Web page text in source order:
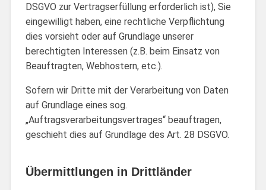
DSGVO zur Vertragserfüllung erforderlich ist), Sie
eingewilligt haben, eine rechtliche Verpflichtung
dies vorsieht oder auf Grundlage unserer
berechtigten Interessen (z.B. beim Einsatz von
Beauftragten, Webhostern, etc.).
Sofern wir Dritte mit der Verarbeitung von Daten
auf Grundlage eines sog.
„Auftragsverarbeitungsvertrages“ beauftragen,
geschieht dies auf Grundlage des Art. 28 DSGVO.
Übermittlungen in Drittländer